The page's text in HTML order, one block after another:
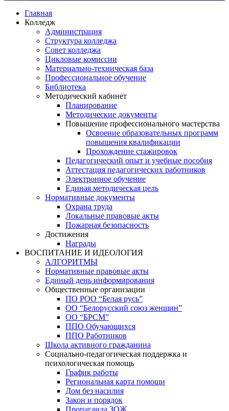
Главная
Колледж
Администрация
Структура колледжа
Совет колледжа
Цикловые комиссии
Материально-техническая база
Профессиональное обучение
Библиотека
Методический кабинет
Планирование
Методические документы
Повышение профессионального мастерства
Освоение образовательных программ
повышения квалификации
Прохождение стажировок
Педагогический опыт и учебные пособия
Аттестация педагогических работников
Электронное обучение
Единая методическая цель
Нормативные документы
Охрана труда
Локальные правовые акты
Пожарная безопасность
Достижения
Награды
ВОСПИТАНИЕ И ИДЕОЛОГИЯ
АЛГОРИТМЫ
Нормативные правовые акты
Единый день информирования
Общественные организации
ПО РОО “Белая русь”
ОО “Белорусский союз женщин”
ОО “БРСМ”
ППО Обучающихся
ППО Работников
Школа активного гражданина
Социально-педагогическая поддержка и
психологическая помощь
График работы
Региональная карта помощи
Дом без насилия
Закон и порядок
Пропаганда ЗОЖ